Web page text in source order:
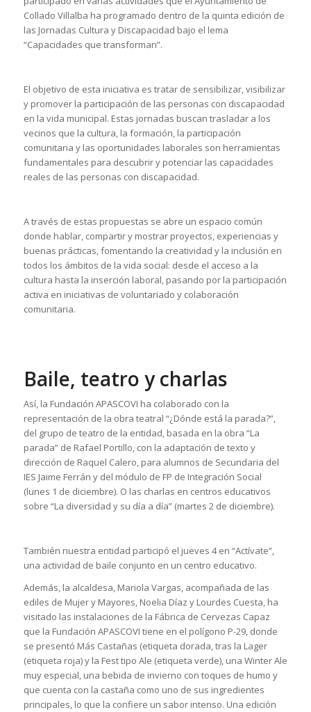
Collado Villalba ha programado dentro de la quinta edición de
las Jornadas Cultura y Discapacidad bajo el lema
“Capacidades que transforman”.
El objetivo de esta iniciativa es tratar de sensibilizar, visibilizar
y promover la participación de las personas con discapacidad
en la vida municipal. Estas jornadas buscan trasladar a los
vecinos que la cultura, la formación, la participación
comunitaria y las oportunidades laborales son herramientas
fundamentales para descubrir y potenciar las capacidades
reales de las personas con discapacidad.
A través de estas propuestas se abre un espacio común
donde hablar, compartir y mostrar proyectos, experiencias y
buenas prácticas, fomentando la creatividad y la inclusión en
todos los ámbitos de la vida social: desde el acceso a la
cultura hasta la inserción laboral, pasando por la participación
activa en iniciativas de voluntariado y colaboración
comunitaria.
Baile, teatro y charlas
Así, la Fundación APASCOVI ha colaborado con la
representación de la obra teatral “¿Dónde está la parada?”,
del grupo de teatro de la entidad, basada en la obra “La
parada” de Rafael Portillo, con la adaptación de texto y
dirección de Raquel Calero, para alumnos de Secundaria del
IES Jaime Ferrán y del módulo de FP de Integración Social
(lunes 1 de diciembre). O las charlas en centros educativos
sobre “La diversidad y su día a día” (martes 2 de diciembre).
También nuestra entidad participó el jueves 4 en “Actívate”,
una actividad de baile conjunto en un centro educativo.
Además, la alcaldesa, Mariola Vargas, acompañada de las
ediles de Mujer y Mayores, Noelia Díaz y Lourdes Cuesta, ha
visitado las instalaciones de la Fábrica de Cervezas Capaz
que la Fundación APASCOVI tiene en el polígono P-29, donde
se presentó Más Castañas (etiqueta dorada, tras la Lager
(etiqueta roja) y la Fest tipo Ale (etiqueta verde), una Winter Ale
muy especial, una bebida de invierno con toques de humo y
que cuenta con la castaña como uno de sus ingredientes
principales, lo que la confiere un sabor intenso. Una edición